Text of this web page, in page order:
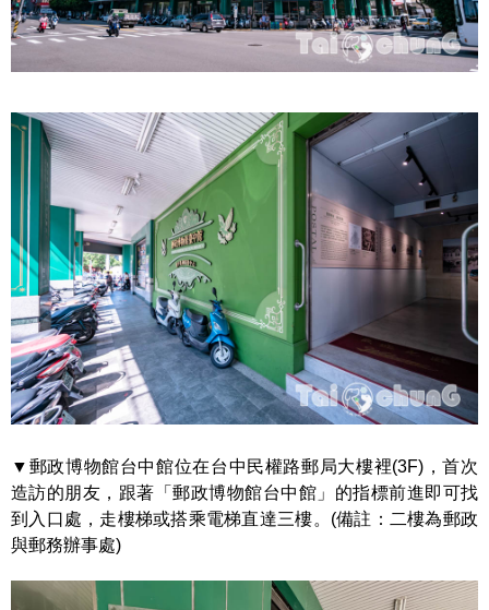
▼郵政博物館台中館位在台中民權路郵局大樓裡(3F)，首次
造訪的朋友，跟著「郵政博物館台中館」的指標前進即可找
到入口處，走樓梯或搭乘電梯直達三樓。(備註：二樓為郵政
與郵務辦事處)